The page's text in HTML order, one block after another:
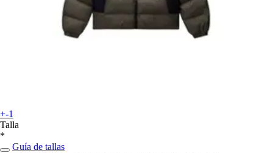
+-1
Talla
*
Guía de tallas